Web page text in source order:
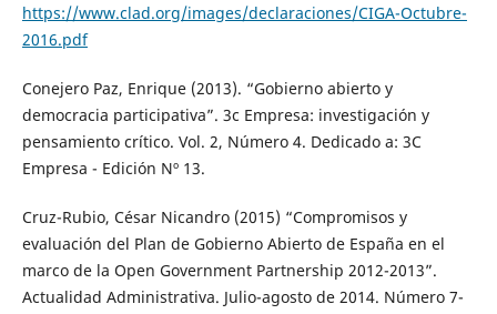
https://www.clad.org/images/declaraciones/CIGA-Octubre-
2016.pdf
Conejero Paz, Enrique (2013). “Gobierno abierto y
democracia participativa”. 3c Empresa: investigación y
pensamiento crítico. Vol. 2, Número 4. Dedicado a: 3C
Empresa - Edición Nº 13.
Cruz-Rubio, César Nicandro (2015) “Compromisos y
evaluación del Plan de Gobierno Abierto de España en el
marco de la Open Government Partnership 2012-2013”.
Actualidad Administrativa. Julio-agosto de 2014. Número 7-